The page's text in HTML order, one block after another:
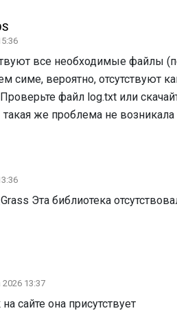
все необходимые файлы
симе, вероятно, отсутствуют
файл log.txt или
такая же проблема не
Эта библиотека
13:37
сайте она присутствует